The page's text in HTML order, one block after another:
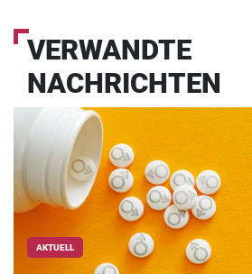
VERWANDTE
NACHRICHTEN
AKTUELL